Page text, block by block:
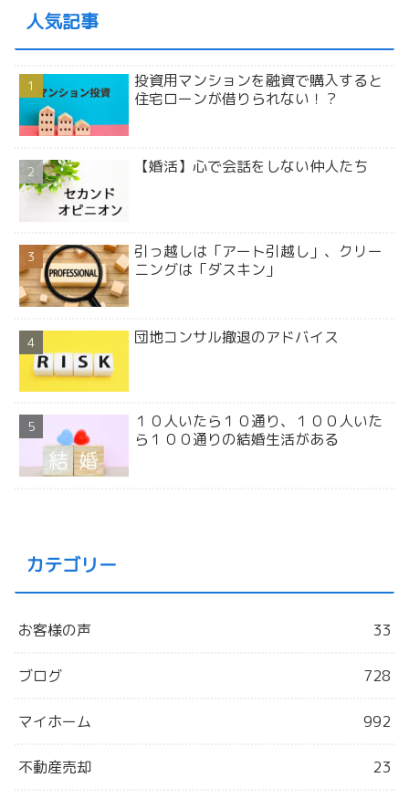
人気記事
投資用マンションを融資で購入すると
住宅ローンが借りられない！？
【婚活】心で会話をしない仲人たち
引っ越しは「アート引越し」、クリー
ニングは「ダスキン」
団地コンサル撤退のアドバイス
１０人いたら１０通り、１００人いた
ら１００通りの結婚生活がある
カテゴリー
お客様の声 33
ブログ 728
マイホーム 992
不動産売却 23